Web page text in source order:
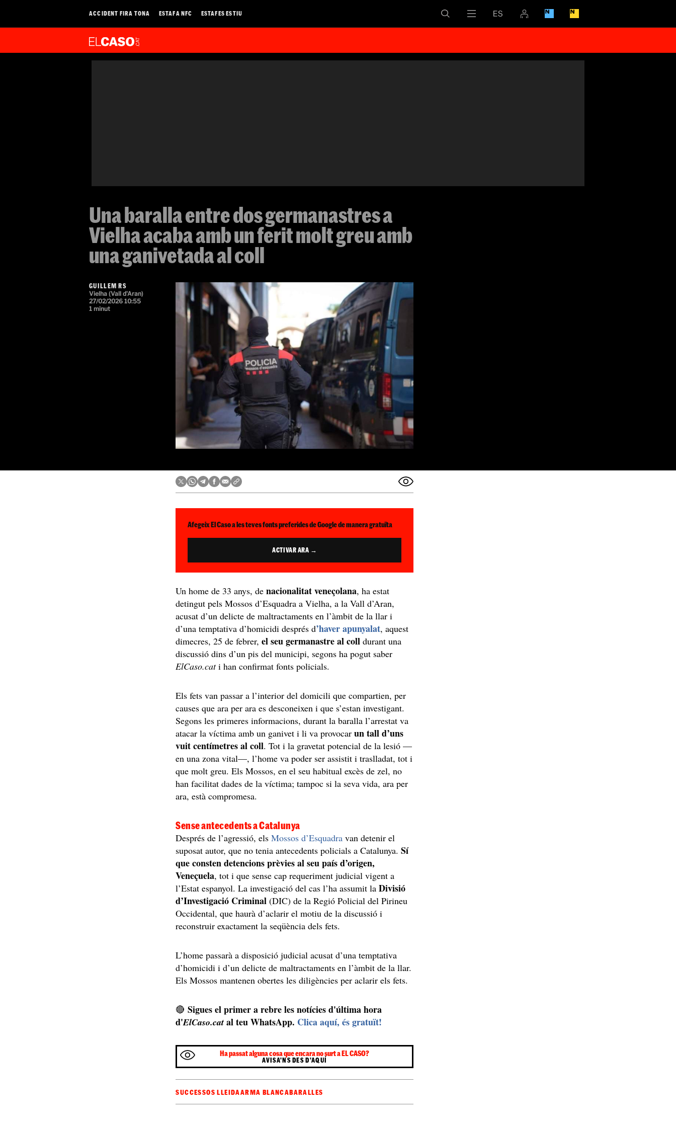
ACCIDENT FIRA TONA ESTAFA NFC ESTAFES ESTIU
Una baralla entre dos germanastres a
Vielha acaba amb un ferit molt greu amb
una ganivetada al coll
GUILLEM RS
Vielha (Vall d'Aran)
27/02/2026 10:55
1 minut
Afegeix El Caso a les teves fonts preferides de Google de manera gratuïta
ACTIVAR ARA →
Un home de 33 anys, de nacionalitat veneçolana, ha estat
detingut pels Mossos d’Esquadra a Vielha, a la Vall d’Aran,
acusat d’un delicte de maltractaments en l’àmbit de la llar i
d’una temptativa d’homicidi després d’haver apunyalat, aquest
dimecres, 25 de febrer, el seu germanastre al coll durant una
discussió dins d’un pis del municipi, segons ha pogut saber
ElCaso.cati han confirmat fonts policials.
Els fets van passar a l’interior del domicili que compartien, per
causes que ara per ara es desconeixen i que s’estan investigant.
Segons les primeres informacions, durant la baralla l’arrestat va
atacar la víctima amb un ganivet i li va provocar un tall d’uns
vuit centímetres al coll. Tot i la gravetat potencial de la lesió —
en una zona vital—, l’home va poder ser assistit i traslladat, tot i
que molt greu. Els Mossos, en el seu habitual excès de zel, no
han facilitat dades de la víctima; tampoc si la seva vida, ara per
ara, està compromesa.
Sense antecedents a Catalunya
Després de l’agressió, elsMossos d’Esquadra van detenir el
suposat autor, que no tenia antecedents policials a Catalunya.Sí
que consten detencions prèvies al seu país d’origen,
Veneçuela, tot i que sense cap requeriment judicial vigent a
l’Estat espanyol. La investigació del cas l’ha assumit laDivisió
d’Investigació Criminal (DIC) de la Regió Policial del Pirineu
Occidental, que haurà d’aclarir el motiu de la discussió i
reconstruir exactament la seqüència dels fets.
L’home passarà a disposició judicial acusat d’una temptativa
d’homicidi i d’un delicte de maltractaments en l’àmbit de la llar.
Els Mossos mantenen obertes les diligències per aclarir els fets.
🔴Sigues el primer a rebre les notícies d'última hora
d'ElCaso.cat al teu WhatsApp. Clica aquí, és gratuït!
Ha passat alguna cosa que encara no surt a EL CASO?
AVISA'NS DES D'AQUÍ
SUCCESSOS LLEIDAARMA BLANCABARALLES